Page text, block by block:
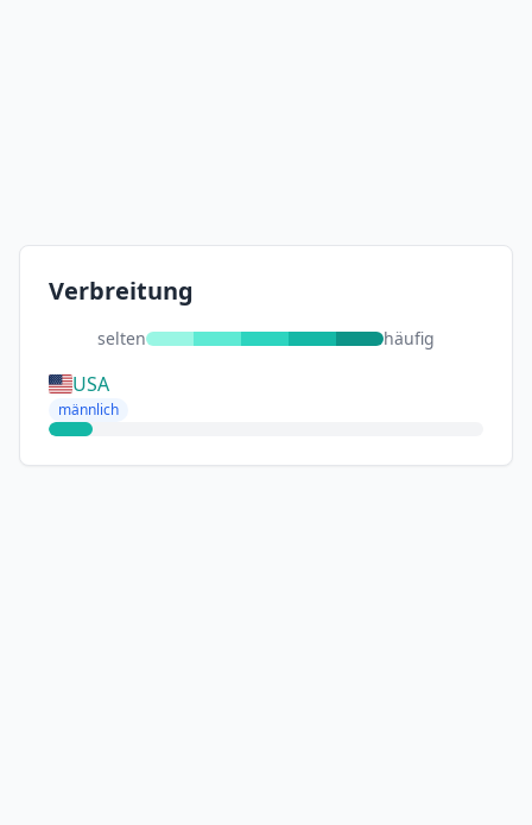
Verbreitung
selten häufig
USA
männlich